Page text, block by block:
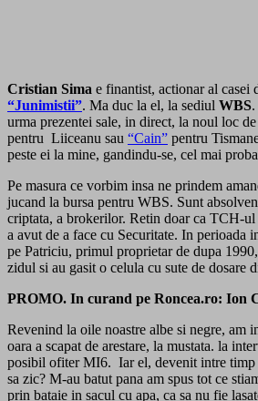
Cristian Sima e finantist, actionar al casei
“Junimistii”. Ma duc la el, la sediul WBS
urma prezentei sale, in direct, la noul loc
pentru Liiceanu sau “Cain” pentru
peste ei la mine, gandindu-se, cel mai
Pe masura ce vorbim insa ne prindem
jucand la bursa pentru WBS. Sunt
criptata, a brokerilor. Retin doar ca TCH-
a avut de a face cu Securitate. In perioada
pe Patriciu, primul proprietar de dupa
zidul si au gasit o celula cu sute de
PROMO. In curand pe Roncea.ro: Ion
Revenind la oile noastre albe si negre, am
oara a scapat de arestare, la mustata. la
posibil ofiter MI6. Iar el, devenit intre timp
sa zic? M-au batut pana am spus tot ce
prin bataie in sacul cu apa, ca sa nu fie